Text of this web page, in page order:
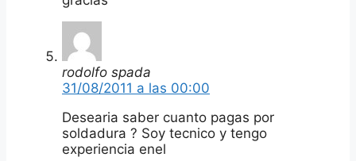
rodolfo spada
31/08/2011 a las 00:00
Desearia saber cuanto pagas por
soldadura ? Soy tecnico y tengo
experiencia enel